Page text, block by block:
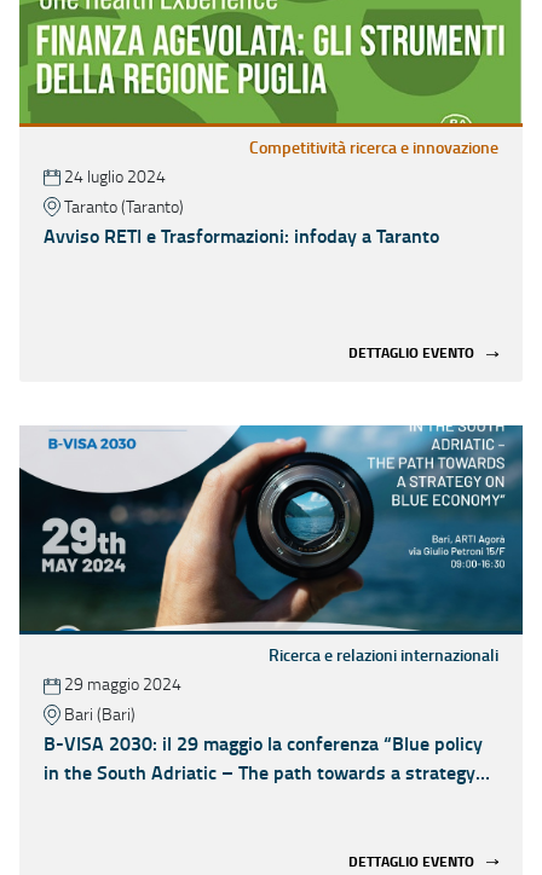
Competitività ricerca e innovazione
24 luglio 2024
Taranto (Taranto)
Avviso RETI e Trasformazioni: infoday a Taranto
DETTAGLIO EVENTO
Ricerca e relazioni internazionali
29 maggio 2024
Bari (Bari)
B-VISA 2030: il 29 maggio la conferenza “Blue policy
in the South Adriatic – The path towards a strategy
DETTAGLIO EVENTO